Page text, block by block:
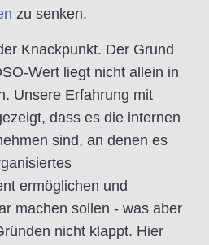
zu senken.
Knackpunkt. Der Grund
Wert liegt nicht allein in
Unsere Erfahrung mit
dass es die internen
sind, an denen es
ermöglichen und
machen sollen - was aber
nicht klappt. Hier